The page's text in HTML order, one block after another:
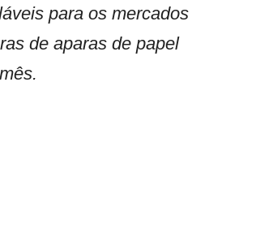
para os mercados
de aparas de papel